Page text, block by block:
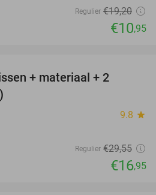
Regulier €19,20
€10,95
+ materiaal + 2
9.8 star
Regulier €29,55
€16,95